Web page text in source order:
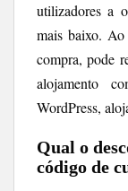
utilizadores a
mais baixo.
compra, pode
alojamento
WordPress,
Qual o
código de